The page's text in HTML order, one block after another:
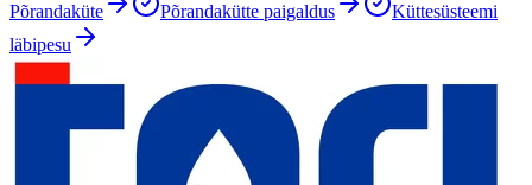
Põrandaküte
Põrandakütte paigaldus
Küttesüsteemi
läbipesu